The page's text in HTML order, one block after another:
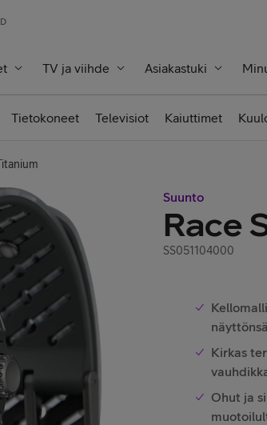
TV ja viihde Asiakastuki
Tietokoneet Televisiot Kaiuttimet
Suunto
Race
SS051104000
Kirkas
Ohut ja